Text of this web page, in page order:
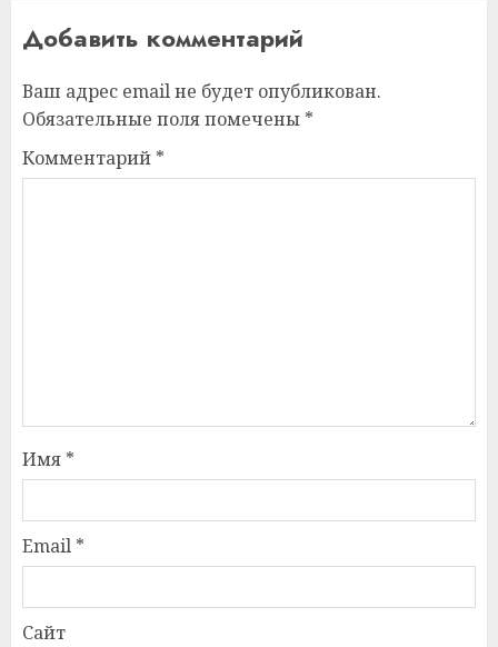
Добавить комментарий
Ваш адрес email не будет опубликован.
Обязательные поля помечены *
Комментарий *
Имя *
Email *
Сайт